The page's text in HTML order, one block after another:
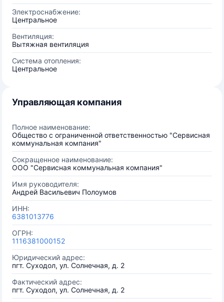
Электроснабжение:
Центральное
Вентиляция:
Вытяжная вентиляция
Система отопления:
Центральное
Управляющая компания
Полное наименование:
Общество с ограниченной ответственностью "Сервисная
коммунальная компания"
Сокращенное наименование:
ООО "Сервисная коммунальная компания"
Имя руководителя:
Андрей Васильевич Полоумов
ИНН:
6381013776
ОГРН:
1116381000152
Юридический адрес:
пгт. Суходол, ул. Солнечная, д. 2
Фактический адрес:
пгт. Суходол, ул. Солнечная, д. 2